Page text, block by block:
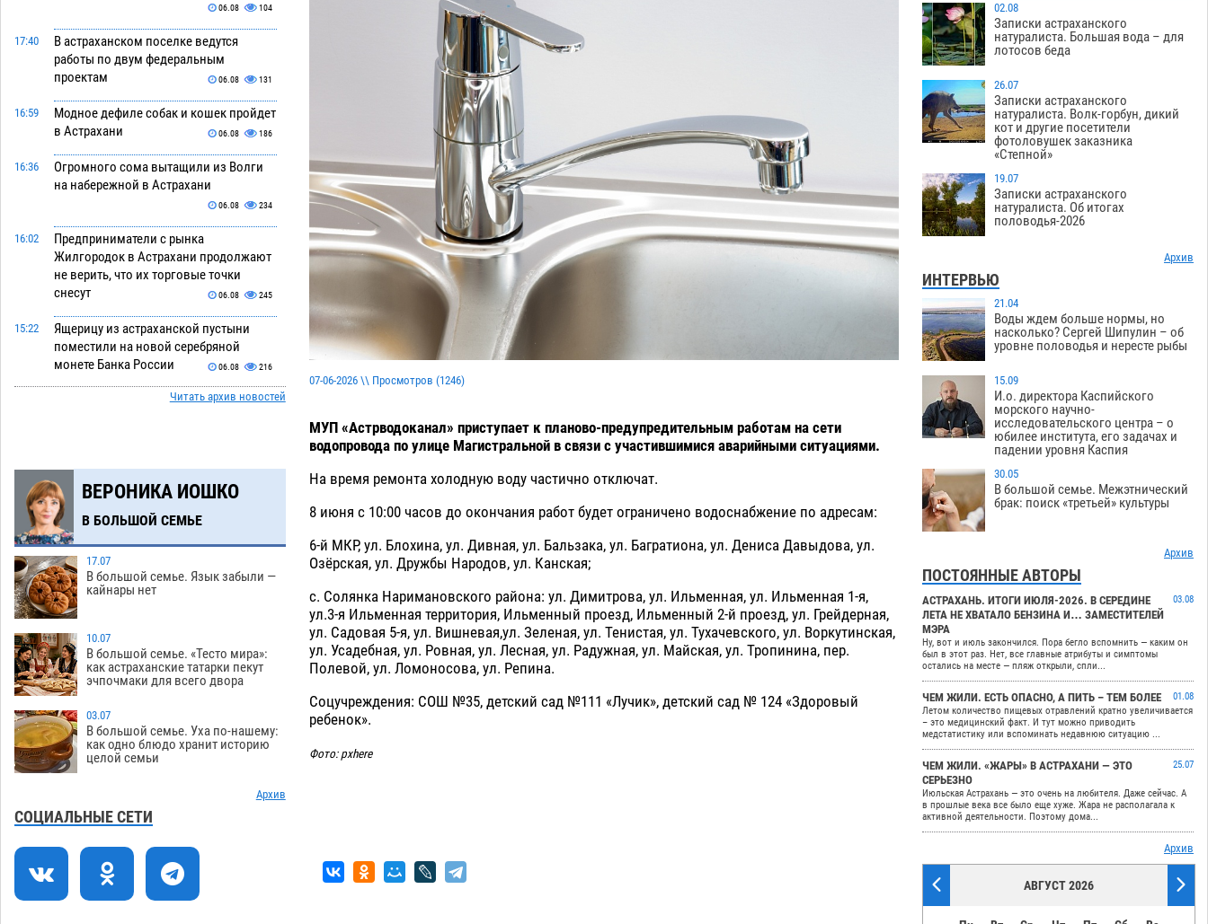
06.08 104
17:40
В астраханском поселке ведутся
работы по двум федеральным
проектам
06.08 131
16:59
Модное дефиле собак и кошек пройдет
в Астрахани
06.08 186
16:36
Огромного сома вытащили из Волги
на набережной в Астрахани
06.08 234
16:02
Предприниматели с рынка
Жилгородок в Астрахани продолжают
не верить, что их торговые точки
снесут
06.08 245
15:22
Ящерицу из астраханской пустыни
поместили на новой серебряной
монете Банка России
06.08 216
Буддийские святыни из Астрахани
13:50
Мэрия Астрахани переводит городские
зеленые зоны на автоматический
полив
13:13
Скончался второй ребенок после
пожара в Астрахани
12:49
Астраханские гандболисты с крупной
победы стартовали на Всероссийской
Спартакиаде
12:16
В астраханском селе невестка
изрешетила машину свекрови
11:45
Астраханские приставы выдворили 12
нелегалов прямым рейсом из
Шереметьево
11:08
Как астраханцы назвали своих детей в
10:30
В Астрахани несовершеннолетнему
дали условные 1,5 года за найденные
200 г растения с наркотой
Читать архив новостей
ВЕРОНИКА ИОШКО
В БОЛЬШОЙ СЕМЬЕ
17.07
В большой семье. Язык забыли —
кайнары нет
10.07
В большой семье. «Тесто мира»:
как астраханские татарки пекут
эчпочмаки для всего двора
03.07
В большой семье. Уха по-нашему:
как одно блюдо хранит историю
целой семьи
Архив
СОЦИАЛЬНЫЕ СЕТИ
07-06-2026 \\ Просмотров (1246)
МУП «Астрводоканал» приступает к планово-предупредительным работам на сети
водопровода по улице Магистральной в связи с участившимися аварийными ситуациями.
На время ремонта холодную воду частично отключат.
8 июня с 10:00 часов до окончания работ будет ограничено водоснабжение по адресам:
6-й МКР, ул. Блохина, ул. Дивная, ул. Бальзака, ул. Багратиона, ул. Дениса Давыдова, ул.
Озёрская, ул. Дружбы Народов, ул. Канская;
с. Солянка Наримановского района: ул. Димитрова, ул. Ильменная, ул. Ильменная 1-я,
ул.3-я Ильменная территория, Ильменный проезд, Ильменный 2-й проезд, ул. Грейдерная,
ул. Садовая 5-я, ул. Вишневая,ул. Зеленая, ул. Тенистая, ул. Тухачевского, ул. Воркутинская,
ул. Усадебная, ул. Ровная, ул. Лесная, ул. Радужная, ул. Майская, ул. Тропинина, пер.
Полевой, ул. Ломоносова, ул. Репина.
Соцучреждения: СОШ №35, детский сад №111 «Лучик», детский сад № 124 «Здоровый
ребенок».
Фото: pxhere
02.08
Записки астраханского
натуралиста. Большая вода – для
лотосов беда
26.07
Записки астраханского
натуралиста. Волк-горбун, дикий
кот и другие посетители
фотоловушек заказника
«Степной»
19.07
Записки астраханского
натуралиста. Об итогах
половодья-2026
Архив
ИНТЕРВЬЮ
21.04
Воды ждем больше нормы, но
насколько? Сергей Шипулин – об
уровне половодья и нересте рыбы
15.09
И.о. директора Каспийского
морского научно-
исследовательского центра – о
юбилее института, его задачах и
падении уровня Каспия
30.05
В большой семье. Межэтнический
брак: поиск «третьей» культуры
Архив
ПОСТОЯННЫЕ АВТОРЫ
АСТРАХАНЬ. ИТОГИ ИЮЛЯ-2026. В СЕРЕДИНЕ
ЛЕТА НЕ ХВАТАЛО БЕНЗИНА И… ЗАМЕСТИТЕЛЕЙ
МЭРА
03.08
Ну, вот и июль закончился. Пора бегло вспомнить — каким он
был в этот раз. Нет, все главные атрибуты и симптомы
остались на месте — пляж открыли, спли...
ЧЕМ ЖИЛИ. ЕСТЬ ОПАСНО, А ПИТЬ – ТЕМ БОЛЕЕ
01.08
Летом количество пищевых отравлений кратно увеличивается
– это медицинский факт. И тут можно приводить
медстатистику или вспоминать недавнюю ситуацию ...
ЧЕМ ЖИЛИ. «ЖАРЫ» В АСТРАХАНИ — ЭТО
СЕРЬЕЗНО
25.07
Июльская Астрахань — это очень на любителя. Даже сейчас. А
в прошлые века все было еще хуже. Жара не располагала к
активной деятельности. Поэтому дома...
Архив
АВГУСТ 2026